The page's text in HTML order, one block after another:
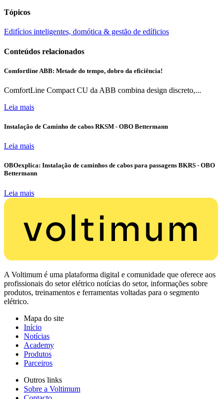
Tópicos
Edifícios inteligentes, domótica & gestão de edíficios
Conteúdos relacionados
Comfortline ABB: Metade do tempo, dobro da eficiência!
ComfortLine Compact CU da ABB combina design discreto,...
Leia mais
Instalação de Caminho de cabos RKSM - OBO Bettermann
Leia mais
OBOexplica: Instalação de caminhos de cabos para passagens BKRS - OBO
Bettermann
Leia mais
A Voltimum é uma plataforma digital e comunidade que oferece aos
profissionais do setor elétrico notícias do setor, informações sobre
produtos, treinamentos e ferramentas voltadas para o segmento
elétrico.
Mapa do site
Início
Notícias
Academy
Produtos
Parceiros
Outros links
Sobre a Voltimum